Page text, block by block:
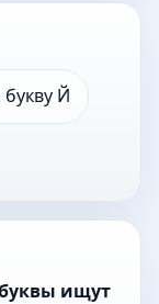
Й
ищут